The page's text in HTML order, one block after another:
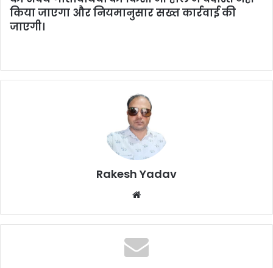
किया जाएगा और नियमानुसार सख्त कार्रवाई की
जाएगी।
Rakesh Yadav
b
s
i